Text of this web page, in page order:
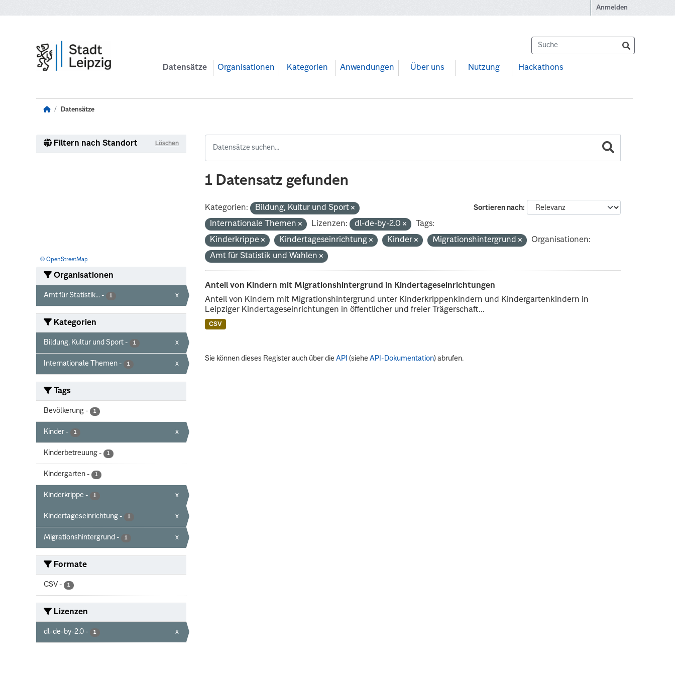
Anmelden
Datensätze Organisationen Kategorien Anwendungen Über uns Nutzung Hackathons
Datensätze
Filtern nach Standort Löschen
© OpenStreetMap
Organisationen
Amt für Statistik... - 1 x
Kategorien
Bildung, Kultur und Sport - 1 x
Internationale Themen - 1 x
Tags
Bevölkerung - 1
Kinder - 1 x
Kinderbetreuung - 1
Kindergarten - 1
Kinderkrippe - 1 x
Kindertageseinrichtung - 1 x
Migrationshintergrund - 1 x
Formate
CSV - 1
Lizenzen
dl-de-by-2.0 - 1 x
1 Datensatz gefunden
Sortieren nach
Kategorien:
Bildung, Kultur und Sport
Internationale Themen
Lizenzen: dl-de-by-2.0
Tags:
Kinderkrippe
Kindertageseinrichtung Kinder Migrationshintergrund
Organisationen:
Amt für Statistik und Wahlen
Anteil von Kindern mit Migrationshintergrund in Kindertageseinrichtungen
Anteil von Kindern mit Migrationshintergrund unter Kinderkrippenkindern und Kindergartenkindern in
Leipziger Kindertageseinrichtungen in öffentlicher und freier Trägerschaft...
CSV
Sie können dieses Register auch über dieAPI (sieheAPI-Dokumentation) abrufen.